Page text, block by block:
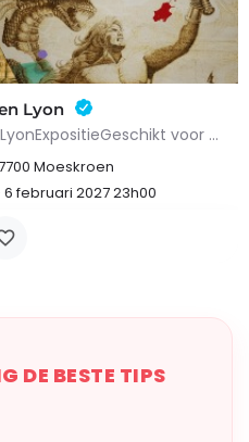
Lyon
Michel Alfred Fabry / Lucien LyonExpositieGeschikt voor alle leeftijden.Michel Alfred Fabry en Lucien Lyon…
Moeskroen
februari 2027 23h00
DE BESTE TIPS